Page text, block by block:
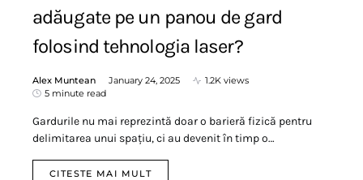
adăugate pe un panou de gard
folosind tehnologia laser?
Alex Muntean January 24, 2025
1.2K views
5 minute read
Gardurile nu mai reprezintă doar o barieră fizică pentru
delimitarea unui spațiu, ci au devenit în timp o…
CITESTE MAI MULT